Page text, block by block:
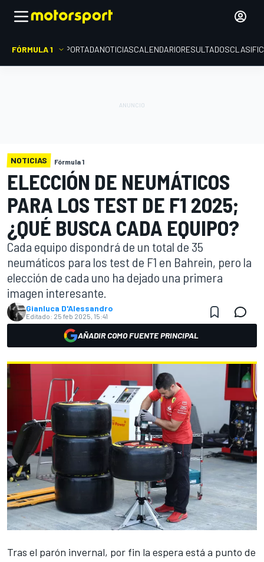
FÓRMULA 1 PORTADANOTICIASCALENDARIORESULTADOS
NOTICIAS Fórmula 1
ELECCIÓN DE NEUMÁTICOS
PARA LOS TEST DE F1 2025;
¿QUÉ BUSCA CADA EQUIPO?
Cada equipo dispondrá de un total de 35
neumáticos para los test de F1 en Bahrein, pero la
elección de cada uno ha dejado una primera
imagen interesante.
Gianluca D'Alessandro
Editado: 25 feb 2025, 15:41
AÑADIR COMO FUENTE PRINCIPAL
Tras el parón invernal, por fin la espera está a punto de